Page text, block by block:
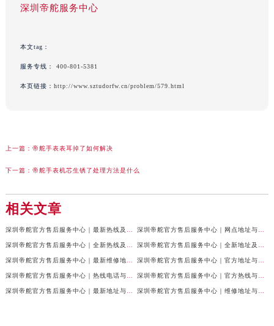
深圳帝舵服务中心
本文tag：
服务专线： 400-801-5381
本页链接： http://www.sztudorfw.cn/problem/579.html
上一篇： 帝舵手表表耳掉了如何解决
下一篇： 帝舵手表机芯生锈了处理方法是什么
相关文章
深圳帝舵官方售后服务中心｜最新热线及维修地址权威信息公示（2026年7月最新） 深圳帝舵官方售后服务中心｜网点地址与官方电话权威信息公示（2026年7月最新）
深圳帝舵官方售后服务中心｜全新热线及维修地址权威信息公示（2026年7月最新） 深圳帝舵官方售后服务中心｜全新地址及售后热线权威信息公示（2026年7月最新）
深圳帝舵官方售后服务中心｜最新维修地址与客服电话权威信息公示（2026年7月最新） 深圳帝舵官方售后服务中心｜官方地址与售后电话权威信息公示（2026年6月最新）
深圳帝舵官方售后服务中心｜热线电话与门店地址权威信息公示（2026年6月最新） 深圳帝舵官方售后服务中心｜官方热线与门店地址权威信息公示（2026年6月最新）
深圳帝舵官方售后服务中心｜最新地址与客服电话权威信息公示（2026年6月最新） 深圳帝舵官方售后服务中心｜维修地址与客服电话权威信息公示（2026年6月最新）